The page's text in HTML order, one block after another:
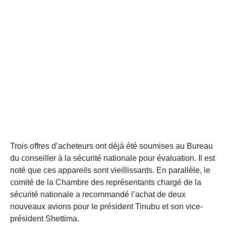
Trois offres d’acheteurs ont déjà été soumises au Bureau
du conseiller à la sécurité nationale pour évaluation. Il est
noté que ces appareils sont vieillissants. En parallèle, le
comité de la Chambre des représentants chargé de la
sécurité nationale a recommandé l’achat de deux
nouveaux avions pour le président Tinubu et son vice-
président Shettima.